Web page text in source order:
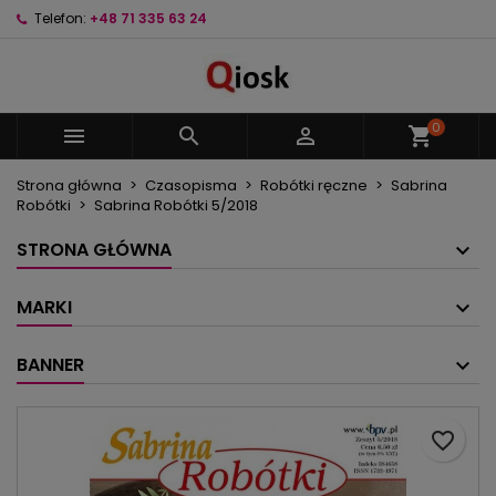
Telefon: +48 71 335 63 24
   shopping_cart0
Strona główna Czasopisma Robótki ręczne
Sabrina
Robótki
Sabrina Robótki 5/2018
STRONA GŁÓWNA
MARKI
BANNER
favorite_border
Nazwa listy życzeń
Anuluj
Musisz być zalogowany by zapisać produkty na
swojej liście życzeń.
Anuluj Zaloguj się